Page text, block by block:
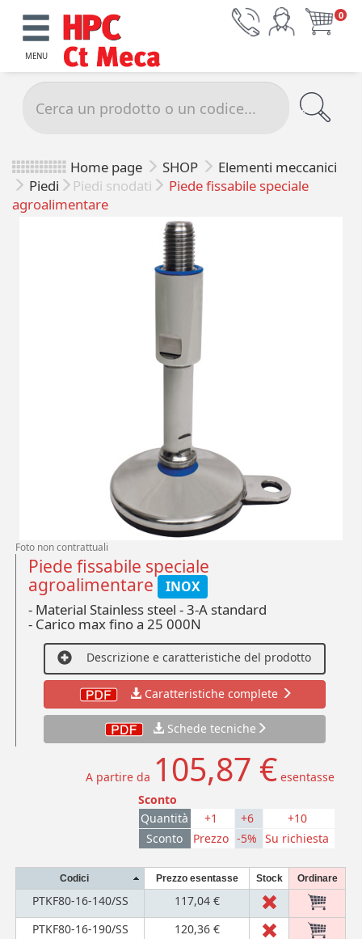
MENU
0
Home page SHOP
Elementi meccanici
Piedi
Piedi snodati
Piede fissabile speciale
agroalimentare
Foto non contrattuali
Piede fissabile speciale
agroalimentare INOX
- Material Stainless steel - 3-A standard
- Carico max fino a 25 000N
Descrizione e caratteristiche del prodotto
Caratteristiche complete
Schede tecniche
A partire da 105,87 € esentasse
Sconto
Quantità
+1 +6
+10
Sconto
Prezzo -5% Su richiesta
Codici Prezzo esentasse Stock Ordinare
PTKF80-16-140/SS
117,04 €
PTKF80-16-190/SS
120,36 €